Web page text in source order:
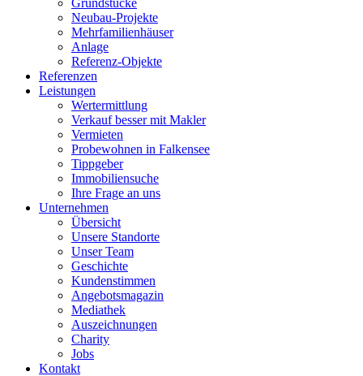
Grundstücke
Neubau-Projekte
Mehrfamilienhäuser
Anlage
Referenz-Objekte
Referenzen
Leistungen
Wertermittlung
Verkauf besser mit Makler
Vermieten
Probewohnen in Falkensee
Tippgeber
Immobiliensuche
Ihre Frage an uns
Unternehmen
Übersicht
Unsere Standorte
Unser Team
Geschichte
Kundenstimmen
Angebotsmagazin
Mediathek
Auszeichnungen
Charity
Jobs
Kontakt